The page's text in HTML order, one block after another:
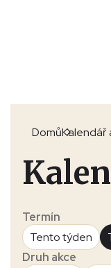
DomůKalendář
Termín
Tento týden
Druh akce